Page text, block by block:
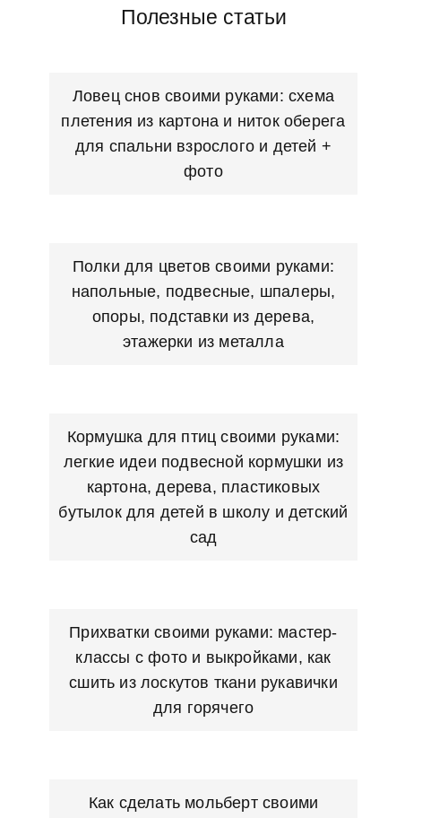
Полезные статьи
Ловец снов своими руками: схема
плетения из картона и ниток оберега
для спальни взрослого и детей +
фото
Полки для цветов своими руками:
напольные, подвесные, шпалеры,
опоры, подставки из дерева,
этажерки из металла
Кормушка для птиц своими руками:
легкие идеи подвесной кормушки из
картона, дерева, пластиковых
бутылок для детей в школу и детский
сад
Прихватки своими руками: мастер-
классы с фото и выкройками, как
сшить из лоскутов ткани рукавички
для горячего
Как сделать мольберт своими